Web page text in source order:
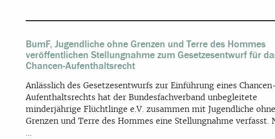
BumF, Jugendliche ohne Grenzen und Terre des Hommes
veröffentlichen Stellungnahme zum Gesetzesentwurf für
Chancen-Aufenthaltsrecht
Anlässlich des Gesetzesentwurfs zur Einführung eines
Aufenthaltsrechts hat der Bundesfachverband unbegleitete
minderjährige Flüchtlinge e.V. zusammen mit Jugendliche ohne
Grenzen und Terre des Hommes eine Stellungnahme verfasst.
...